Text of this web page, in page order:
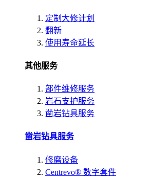
定制大修计划
翻新
使用寿命延长
其他服务
部件维修服务
岩石支护服务
凿岩钻具服务
凿岩钻具服务
修磨设备
Centrevo® 数字套件